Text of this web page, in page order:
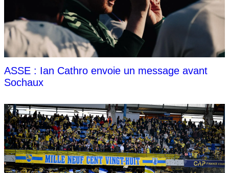
ASSE : Ian Cathro envoie un message avant
Sochaux